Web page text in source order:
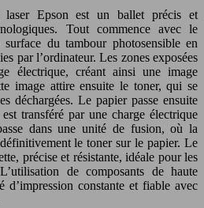
laser Epson est un ballet précis et
Tout commence avec le
du tambour photosensible en
par l’ordinateur. Les zones exposées
électrique, créant ainsi une image
image attire ensuite le toner, qui se
déchargées. Le papier passe ensuite
transféré par une charge électrique
dans une unité de fusion, où la
le toner sur le papier. Le
précise et résistante, idéale pour les
de composants de haute
d’impression constante et fiable avec